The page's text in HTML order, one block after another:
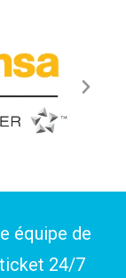
équipe de
ticket 24/7